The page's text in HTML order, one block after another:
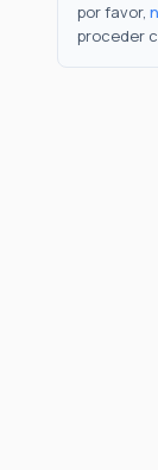
por favor,
proceder